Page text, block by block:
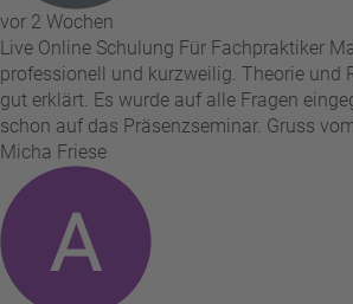
vor 2 Wochen
Live Online Schulung Für Fachpraktiker
professionell und kurzweilig. Theorie und
gut erklärt. Es wurde auf alle Fragen
schon auf das Präsenzseminar. Gruss
Micha Friese